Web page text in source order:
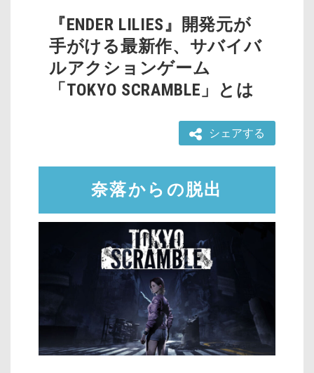
『ENDER LILIES』開発元が
手がける最新作、サバイバ
ルアクションゲーム
「TOKYO SCRAMBLE」とは
シェアする
奈落からの脱出